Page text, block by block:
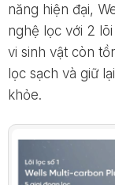
năng hiện đại,
nghệ lọc với 2
vi sinh vật còn
lọc sạch và giữ
khỏe.